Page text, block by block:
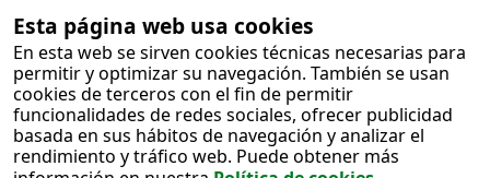
Esta página web usa cookies
En esta web se sirven cookies técnicas necesarias para
permitir y optimizar su navegación. También se usan
cookies de terceros con el fin de permitir
funcionalidades de redes sociales, ofrecer publicidad
basada en sus hábitos de navegación y analizar el
rendimiento y tráfico web. Puede obtener más